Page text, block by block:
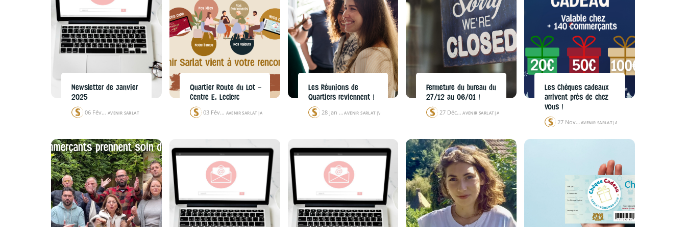
Newsletter de Janvier
2025
06 Fév 25 AVENIR SARLAT
Quartier Route du Lot –
Centre E. Leclerc
03 Fév 25 AVENIR SARLAT |ACTUALITÉS ÉVÉNEMENTS
Les Réunions de
Quartiers reviennent !
28 Jan 25 AVENIR SARLAT |VIE SOCIALE
Fermeture du bureau du
27/12 au 06/01 !
27 Déc 24 AVENIR SARLAT|ACTUALITÉS
Les Chèques cadeaux
arrivent près de chez
vous !
27 Nov 24 AVENIR SARLAT|ACTUALITÉS